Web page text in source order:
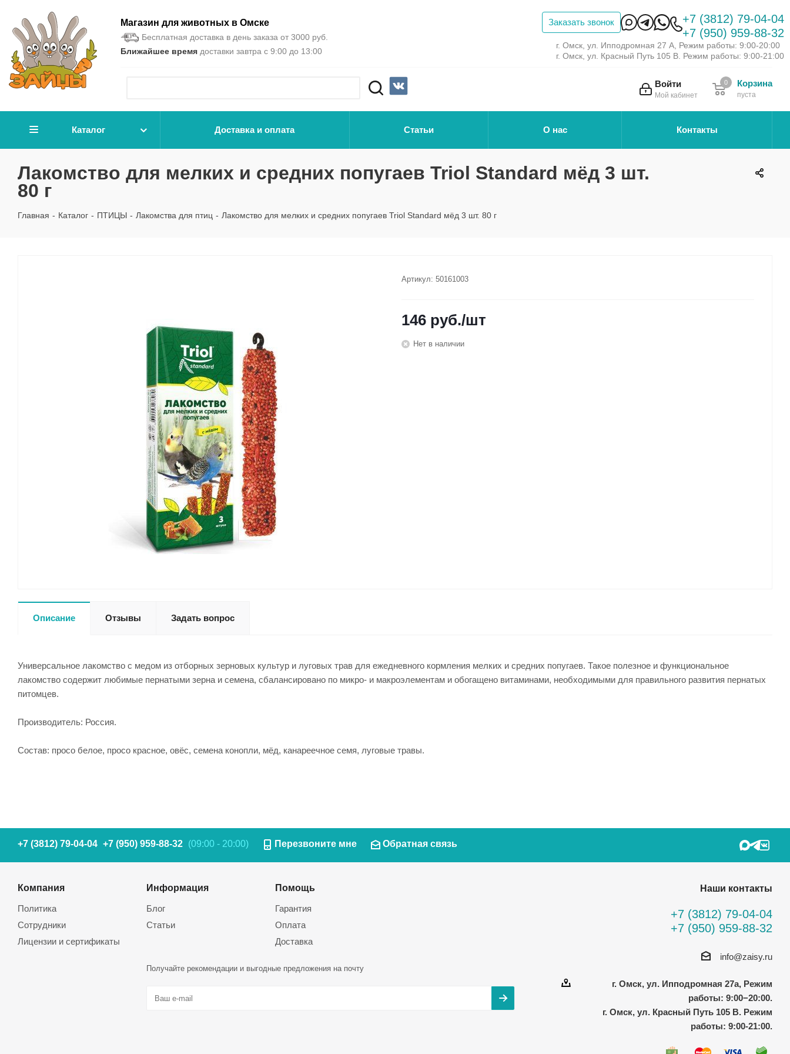
Магазин для животных в Омске
Бесплатная доставка в день заказа от 3000 руб.
Ближайшее время доставки завтра с 9:00 до 13:00
Заказать звонок
+7 (3812) 79-04-04
+7 (950) 959-88-32
г. Омск, ул. Ипподромная 27 А, Режим работы: 9:00-20:00
г. Омск, ул. Красный Путь 105 В. Режим работы: 9:00-21:00
Войти
Мой кабинет
Корзина
пуста
0
Каталог Доставка и оплата Статьи О нас Контакты
Лакомство для мелких и средних попугаев Triol Standard мёд 3 шт.
80 г
Главная - Каталог - ПТИЦЫ - Лакомства для птиц - Лакомство для мелких и средних попугаев Triol Standard мёд 3 шт. 80 г
Артикул: 50161003
146 руб./шт
Нет в наличии
Описание Отзывы Задать вопрос
Универсальное лакомство с медом из отборных зерновых культур и луговых трав для ежедневного кормления мелких и средних попугаев. Такое полезное и функциональное
лакомство содержит любимые пернатыми зерна и семена, сбалансировано по микро- и макроэлементам и обогащено витаминами, необходимыми для правильного развития пернатых
питомцев.
Производитель: Россия.
Состав: просо белое, просо красное, овёс, семена конопли, мёд, канареечное семя, луговые травы.
+7 (3812) 79-04-04 +7 (950) 959-88-32 (09:00 - 20:00) Перезвоните мне Обратная связь
Компания
Политика
Сотрудники
Лицензии и сертификаты
Информация
Блог
Статьи
Помощь
Гарантия
Оплата
Доставка
Получайте рекомендации и выгодные предложения на почту
Наши контакты
+7 (3812) 79-04-04
+7 (950) 959-88-32
info@zaisy.ru
г. Омск, ул. Ипподромная 27а, Режим
работы: 9:00−20:00.
г. Омск, ул. Красный Путь 105 В. Режим
работы: 9:00-21:00.